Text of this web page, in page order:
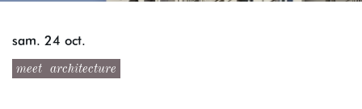
meet architecture
sam. 24 oct.